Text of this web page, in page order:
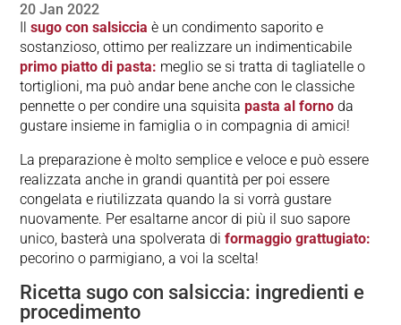
20 Jan 2022
Ilsugo con salsiccia è un condimento saporito e
sostanzioso, ottimo per realizzare un indimenticabile
primo piatto di pasta: meglio se si tratta di tagliatelle o
tortiglioni, ma può andar bene anche con le classiche
pennette o per condire una squisitapasta al forno da
gustare insieme in famiglia o in compagnia di amici!
La preparazione è molto semplice e veloce e può essere
realizzata anche in grandi quantità per poi essere
congelata e riutilizzata quando la si vorrà gustare
nuovamente. Per esaltarne ancor di più il suo sapore
unico, basterà una spolverata diformaggio grattugiato:
pecorino o parmigiano, a voi la scelta!
Ricetta sugo con salsiccia: ingredienti e
procedimento